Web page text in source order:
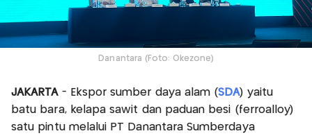
Danantara (Foto: Okezone)
JAKARTA- Ekspor sumber daya alam (SDA) yaitu
batu bara, kelapa sawit dan paduan besi (ferroalloy)
satu pintu melalui PT Danantara Sumberdaya